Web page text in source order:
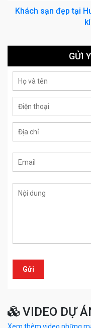
Khách sạn đẹp tại
GỬI
VIDEO DỰ